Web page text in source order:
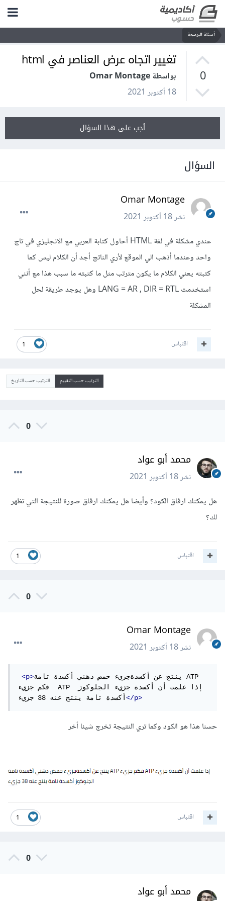
أسئلة البرمجة
0
تغيير اتجاه عرض العناصر في html
بواسطة Omar Montage
18 أكتوبر 2021
أجب على هذا السؤال
السؤال
Omar Montage
نشر18 أكتوبر 2021
عندي مشكلة في لغة HTML أحاول كتابة العربي مع الانجليزي في تاج
واحد وعندما أذهب الي الموقع لأري الناتج أجد أن الكلام ليس كما
كتبته يعني الكلام ما يكون مترتب مثل ما كتبته ما سبب هذا مع أنني
استخدمت LANG = AR , DIR = RTL وهل يوجد طريقة لحل
المشكلة
1 اقتباس
الترتيب حسب التقييم الترتيب حسب التاريخ
0
محمد أبو عواد
نشر18 أكتوبر 2021
هل يمكنك ارفاق الكود؟ وأيضا هل يمكنك ارفاق صورة للنتيجة التي تظهر
لك؟
1 اقتباس
0
Omar Montage
نشر18 أكتوبر 2021
<p>ينتج عن أكسدةجزيء حمض دهني أكسدة تامة ATP
فكم جزيء  ATP إذا علمت أن أكسدة جزيء الجلوكوز
أكسدة تامة ينتج عنه 38 جزيء</p>
حسنا هذا هو الكود وكما تري النتيجة تخرج شيئا أخر
1 اقتباس
0
محمد أبو عواد